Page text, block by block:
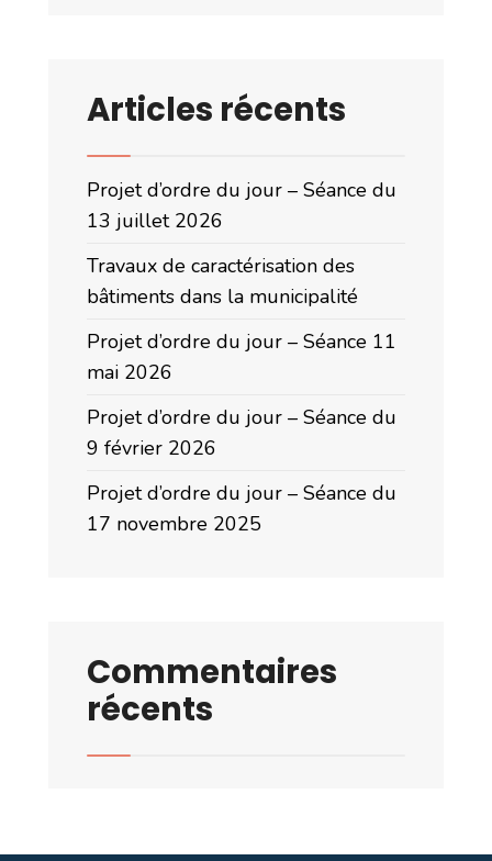
Articles récents
Projet d’ordre du jour – Séance du
13 juillet 2026
Travaux de caractérisation des
bâtiments dans la municipalité
Projet d’ordre du jour – Séance 11
mai 2026
Projet d’ordre du jour – Séance du
9 février 2026
Projet d’ordre du jour – Séance du
17 novembre 2025
Commentaires
récents